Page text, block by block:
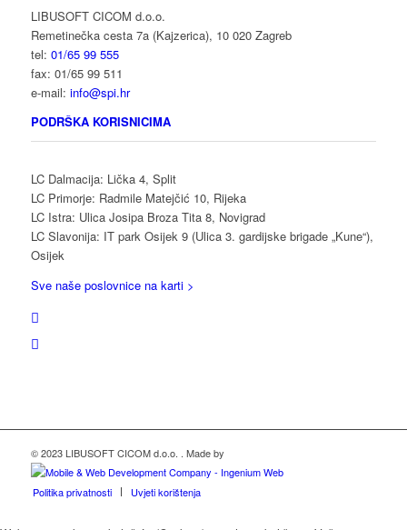
LIBUSOFT CICOM d.o.o.
Remetinečka cesta 7a (Kajzerica), 10 020 Zagreb
tel: 01/65 99 555
fax: 01/65 99 511
e-mail: info@spi.hr
PODRŠKA KORISNICIMA
LC Dalmacija: Lička 4, Split
LC Primorje: Radmile Matejčić 10, Rijeka
LC Istra: Ulica Josipa Broza Tita 8, Novigrad
LC Slavonija: IT park Osijek 9 (Ulica 3. gardijske brigade „Kune“),
Osijek
Sve naše poslovnice na karti >
© 2023 LIBUSOFT CICOM d.o.o. . Made by
Politika privatnosti Uvjeti korištenja